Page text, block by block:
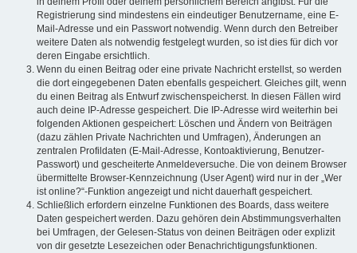
Registrierung sind mindestens ein eindeutiger Benutzername, eine E-
Mail-Adresse und ein Passwort notwendig. Wenn durch den Betreiber
weitere Daten als notwendig festgelegt wurden, so ist dies für dich vor
deren Eingabe ersichtlich.
Wenn du einen Beitrag oder eine private Nachricht erstellst, so werden
die dort eingegebenen Daten ebenfalls gespeichert. Gleiches gilt, wenn
du einen Beitrag als Entwurf zwischenspeicherst. In diesen Fällen wird
auch deine IP-Adresse gespeichert. Die IP-Adresse wird weiterhin bei
folgenden Aktionen gespeichert: Löschen und Ändern von Beiträgen
(dazu zählen Private Nachrichten und Umfragen), Änderungen an
zentralen Profildaten (E-Mail-Adresse, Kontoaktivierung, Benutzer-
Passwort) und gescheiterte Anmeldeversuche. Die von deinem Browser
übermittelte Browser-Kennzeichnung (User Agent) wird nur in der „Wer
ist online?“-Funktion angezeigt und nicht dauerhaft gespeichert.
Schließlich erfordern einzelne Funktionen des Boards, dass weitere
Daten gespeichert werden. Dazu gehören dein Abstimmungsverhalten
bei Umfragen, der Gelesen-Status von deinen Beiträgen oder explizit
von dir gesetzte Lesezeichen oder Benachrichtigungsfunktionen.